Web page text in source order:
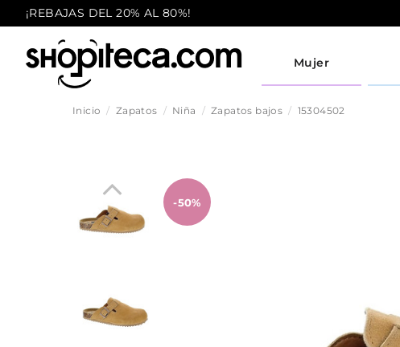
¡REBAJAS DEL 20% AL 80%!
Mujer
Inicio Zapatos Niña Zapatos bajos 15304502
-50%